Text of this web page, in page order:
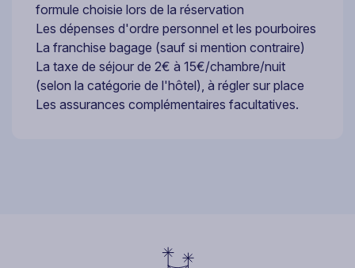
formule choisie lors de la réservation
Les dépenses d'ordre personnel et les pourboires
La franchise bagage (sauf si mention contraire)
La taxe de séjour de 2€ à 15€/chambre/nuit
(selon la catégorie de l'hôtel), à régler sur place
Les assurances complémentaires facultatives.